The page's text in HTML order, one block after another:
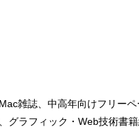
雑誌、中高年向けフリー
グラフィック・Web技術書